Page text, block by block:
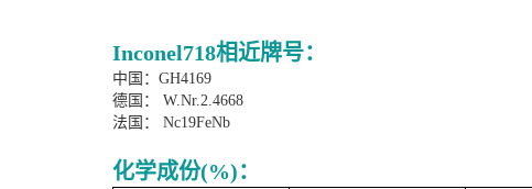
Inconel718相近牌号：
中国： GH4169
德国：
W.Nr.2.4668
法国：
Nc19FeNb
化学成份(%)：